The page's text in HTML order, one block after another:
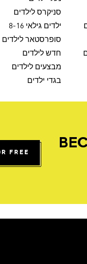
סניקרס לילדים
ילדים גילאי 8-16
סופרסטאר לילדים
חדש לילדים
מבצעים לילדים
בגדי ילדים
FREE